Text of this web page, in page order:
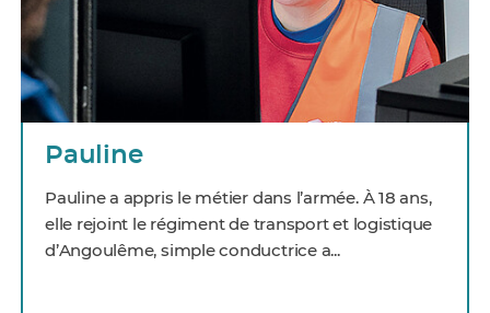
Pauline
Pauline a appris le métier dans l’armée. À 18 ans,
elle rejoint le régiment de transport et logistique
d’Angoulême, simple conductrice a...